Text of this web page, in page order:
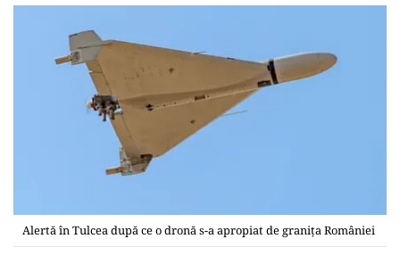
Alertă în Tulcea după ce o dronă s-a apropiat de granița României